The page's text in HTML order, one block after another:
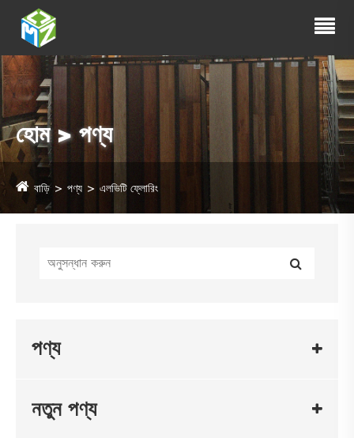
হোম > পণ্য
বাড়ি পণ্য এলভিটি ফ্লোরিং
পণ্য
নতুন পণ্য